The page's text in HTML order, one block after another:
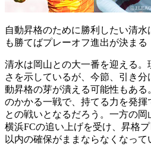
自動昇格のために勝利したい清
も勝てばプレーオフ進出が決まる
清水は岡山との大一番を迎える。
さを示しているが、今節、引き
動昇格の芽が潰える可能性もあ
のかかる一戦で、持てる力を発
との戦いとなるだろう。一方の
横浜FCの追い上げを受け、昇格
以内の確保がままならなくなっ